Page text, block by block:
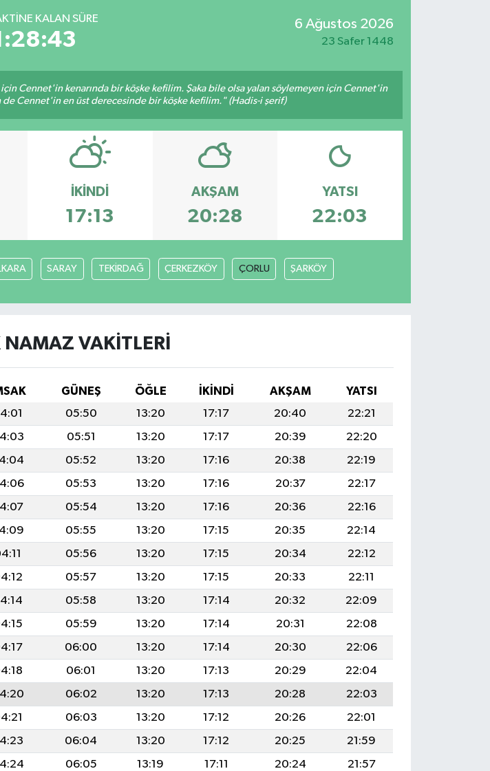
KALAN SÜRE 6 Ağustos 2026
23 Safer 1448
Cennet'in kenarında bir köşke kefilim. Şaka bile olsa yalan söylemeyen için Cennet'in
de Cennet'in en üst derecesinde bir köşke kefilim." (Hadis-i şerif)
İKINDI
17:13
AKŞAM
20:28
YATSI
22:03
SARAY TEKİRDAĞ ÇERKEZKÖY ÇORLU ŞARKÖY
NAMAZ VAKITLERI
GÜNEŞ ÖĞLE İKINDI AKŞAM
YATSI
05:50 13:20 17:17 20:40
22:21
05:51 13:20 17:17 20:39
22:20
05:52 13:20 17:16 20:38
22:19
05:53 13:20 17:16 20:37
22:17
05:54 13:20 17:16 20:36
22:16
05:55 13:20 17:15 20:35
22:14
05:56 13:20 17:15 20:34
22:12
05:57 13:20 17:15 20:33
22:11
05:58 13:20 17:14 20:32
22:09
05:59 13:20 17:14 20:31
22:08
06:00 13:20 17:14 20:30
22:06
06:01 13:20 17:13 20:29
22:04
06:02 13:20 17:13 20:28
22:03
06:03 13:20 17:12 20:26
22:01
06:04 13:20 17:12 20:25
21:59
06:05 13:19 17:11 20:24
21:57